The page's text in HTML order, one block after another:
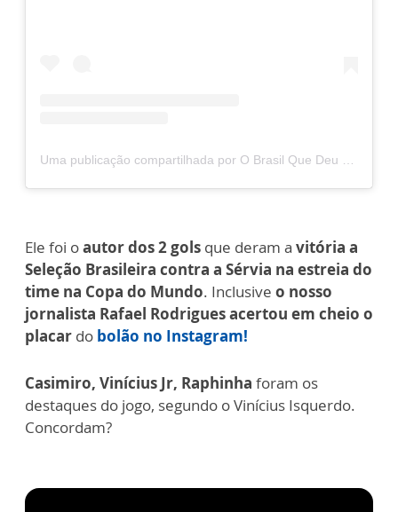
Uma publicação compartilhada por O Brasil Que Deu Certo (@obrasilquedeucerto)
Ele foi oautor dos 2 gols que deram a vitória a
Seleção Brasileira contra a Sérvia na estreia do
time na Copa do Mundo. Inclusive o nosso
jornalista Rafael Rodrigues acertou em cheio o
placar do bolão no Instagram!
Casimiro, Vinícius Jr, Raphinha foram os
destaques do jogo, segundo o Vinícius Isquerdo.
Concordam?